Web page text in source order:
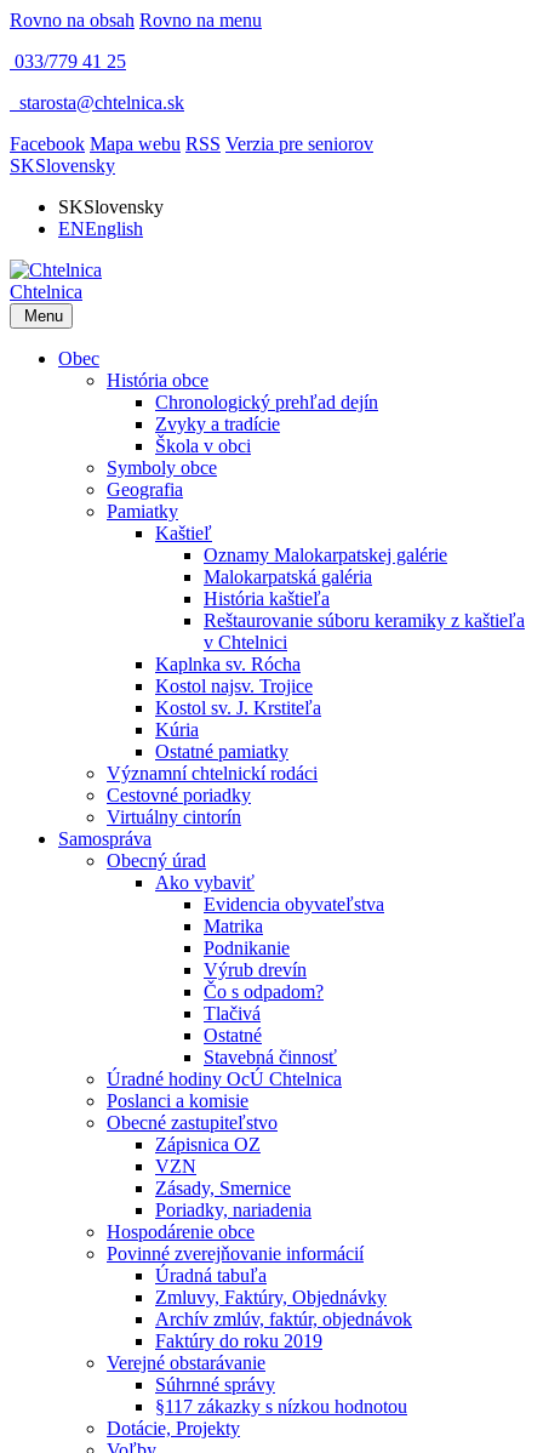
Rovno na obsah Rovno na menu
033/779 41 25
starosta@chtelnica.sk
Facebook Mapa webu RSS Verzia pre seniorov
SKSlovensky
SKSlovensky
ENEnglish
Chtelnica
Menu
Obec
História obce
Chronologický prehľad dejín
Zvyky a tradície
Škola v obci
Symboly obce
Geografia
Pamiatky
Kaštieľ
Oznamy Malokarpatskej galérie
Malokarpatská galéria
História kaštieľa
Reštaurovanie súboru keramiky z kaštieľa
v Chtelnici
Kaplnka sv. Rócha
Kostol najsv. Trojice
Kostol sv. J. Krstiteľa
Kúria
Ostatné pamiatky
Významní chtelnickí rodáci
Cestovné poriadky
Virtuálny cintorín
Samospráva
Obecný úrad
Ako vybaviť
Evidencia obyvateľstva
Matrika
Podnikanie
Výrub drevín
Čo s odpadom?
Tlačivá
Ostatné
Stavebná činnosť
Úradné hodiny OcÚ Chtelnica
Poslanci a komisie
Obecné zastupiteľstvo
Zápisnica OZ
VZN
Zásady, Smernice
Poriadky, nariadenia
Hospodárenie obce
Povinné zverejňovanie informácií
Úradná tabuľa
Zmluvy, Faktúry, Objednávky
Archív zmlúv, faktúr, objednávok
Faktúry do roku 2019
Verejné obstarávanie
Súhrnné správy
§117 zákazky s nízkou hodnotou
Dotácie, Projekty